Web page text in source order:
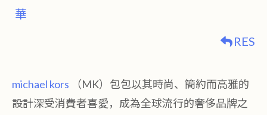
華
RES
michael kors
（MK）包包以其時尚、簡約而高雅的
設計深受消費者喜愛，成為全球流行的奢侈品牌之